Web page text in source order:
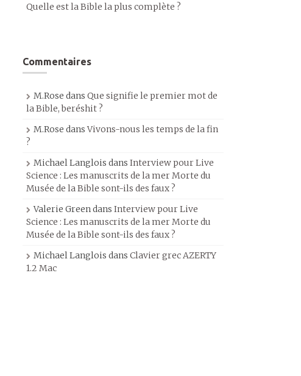
Quelle est la Bible la plus complète ?
Commentaires
M.Rose dans Que signifie le premier mot de
la Bible, beréshit ?
M.Rose dansVivons-nous les temps de la fin
?
Michael Langlois dans Interview pour Live
Science : Les manuscrits de la mer Morte du
Musée de la Bible sont-ils des faux ?
Valerie Greendans Interview pour Live
Science : Les manuscrits de la mer Morte du
Musée de la Bible sont-ils des faux ?
Michael Langlois dans Clavier grec AZERTY
1.2 Mac